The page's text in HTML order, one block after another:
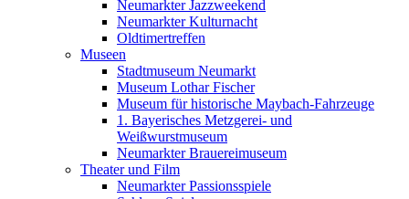
Neumarkter Jazzweekend
Neumarkter Kulturnacht
Oldtimertreffen
Museen
Stadtmuseum Neumarkt
Museum Lothar Fischer
Museum für historische Maybach-Fahrzeuge
1. Bayerisches Metzgerei- und
Weißwurstmuseum
Neumarkter Brauereimuseum
Theater und Film
Neumarkter Passionsspiele